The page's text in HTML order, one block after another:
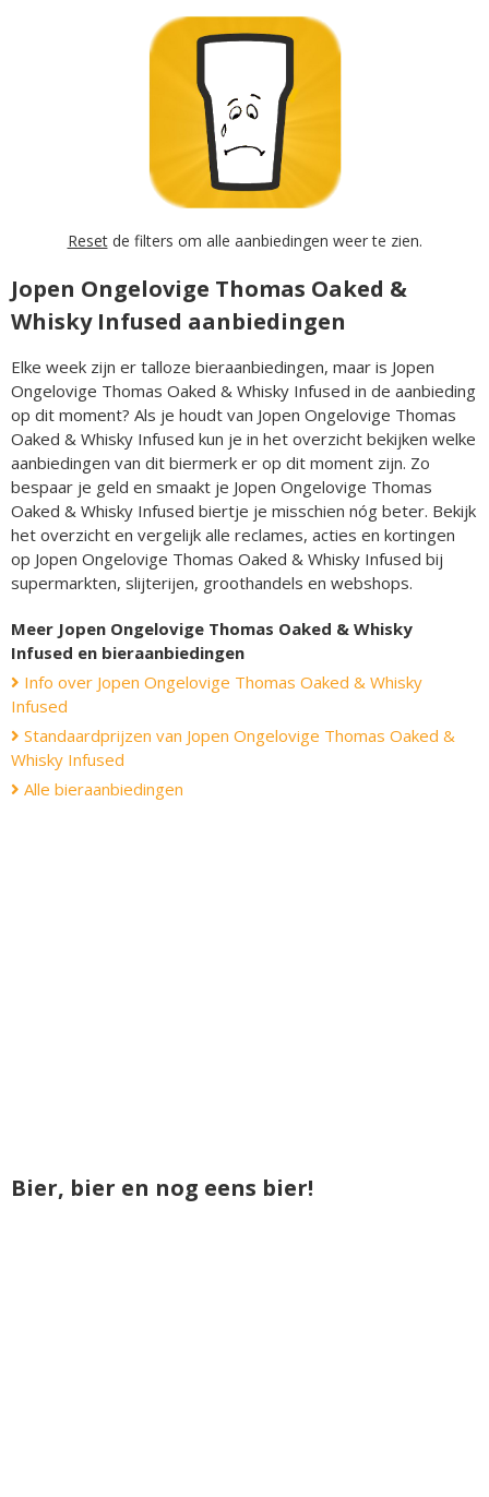
Resetde filters om alle aanbiedingen weer te zien.
Jopen Ongelovige Thomas Oaked &
Whisky Infused aanbiedingen
Elke week zijn er talloze bieraanbiedingen, maar is Jopen
Ongelovige Thomas Oaked & Whisky Infused in de aanbieding
op dit moment? Als je houdt van Jopen Ongelovige Thomas
Oaked & Whisky Infused kun je in het overzicht bekijken welke
aanbiedingen van dit biermerk er op dit moment zijn. Zo
bespaar je geld en smaakt je Jopen Ongelovige Thomas
Oaked & Whisky Infused biertje je misschien nóg beter. Bekijk
het overzicht en vergelijk alle reclames, acties en kortingen
op Jopen Ongelovige Thomas Oaked & Whisky Infused bij
supermarkten, slijterijen, groothandels en webshops.
Meer Jopen Ongelovige Thomas Oaked & Whisky
Infused en bieraanbiedingen
Info over Jopen Ongelovige Thomas Oaked & Whisky
Infused
Standaardprijzen van Jopen Ongelovige Thomas Oaked &
Whisky Infused
Alle bieraanbiedingen
Bier, bier en nog eens bier!